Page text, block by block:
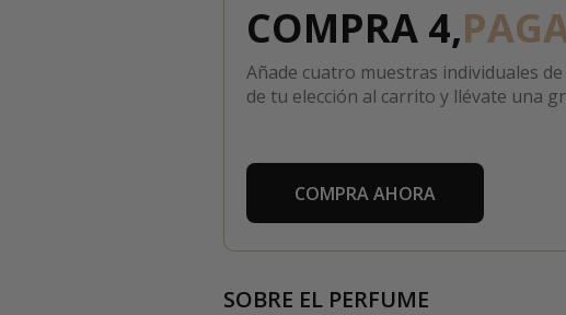
COMPRA 4,
Añade cuatro muestras individuales de
de tu elección al carrito y llévate una
COMPRA AHORA
SOBRE EL PERFUME